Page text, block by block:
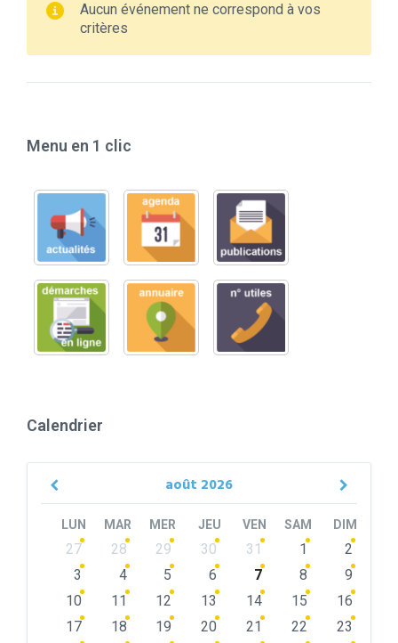
Aucun événement ne correspond à vos
critères
Menu en 1 clic
Calendrier
août 2026
Previous
LUN MAR MER JEU VEN SAM DIM
Skip
calendar
27 28 29 30 31 1
2
3
4 5 6 7 8
9
10
11 12 13 14 15
16
17
18 19 20 21 22
23